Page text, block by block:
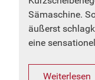
Sämaschine.
äußerst
eine
Weiterlesen